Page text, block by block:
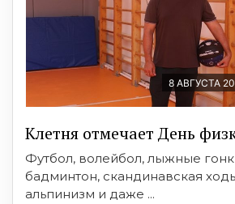
8 АВГУСТА
Клетня отмечает День
Футбол, волейбол, лыжные
бадминтон, скандинавская
альпинизм и даже ...